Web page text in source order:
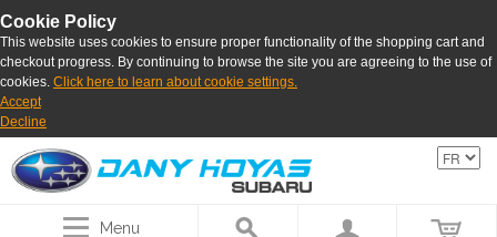
Cookie Policy
This website uses cookies to ensure proper functionality of the shopping cart and
checkout progress. By continuing to browse the site you are agreeing to the use of
cookies. Click here to learn about cookie settings.
Accept
Decline
Menu